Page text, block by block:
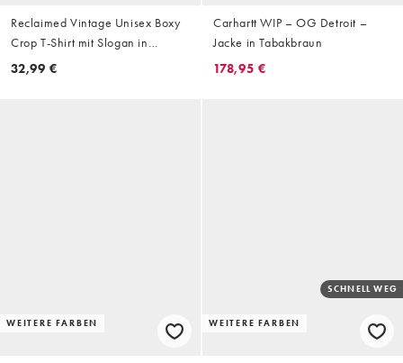
Reclaimed Vintage Unisex Boxy
Crop T-Shirt mit Slogan in
Orange
32,99 €
Carhartt WIP – OG Detroit –
Jacke in Tabakbraun
178,95 €
WEITERE FARBEN WEITERE FARBEN
SCHNELL WEG